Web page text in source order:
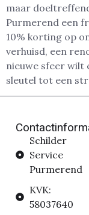
maar
Purmerend een
10% korting op
verhuisd, een
nieuwe sfeer wilt
sleutel tot een
Schilder
Service
Purmerend
KVK:
58037640